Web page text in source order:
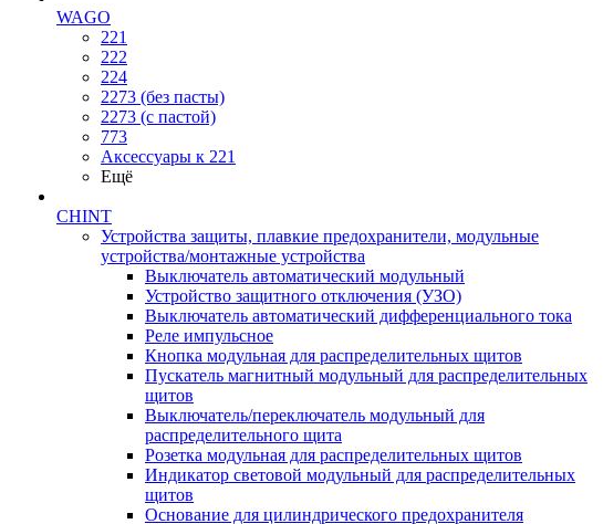
WAGO
221
222
224
2273 (без пасты)
2273 (с пастой)
773
Аксессуары к 221
Ещё
CHINT
Устройства защиты, плавкие предохранители, модульные
устройства/монтажные устройства
Выключатель автоматический модульный
Устройство защитного отключения (УЗО)
Выключатель автоматический дифференциального тока
Реле импульсное
Кнопка модульная для распределительных щитов
Пускатель магнитный модульный для распределительных
щитов
Выключатель/переключатель модульный для
распределительного щита
Розетка модульная для распределительных щитов
Индикатор световой модульный для распределительных
щитов
Основание для цилиндрического предохранителя